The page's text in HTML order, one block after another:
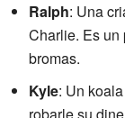
Ralph: Una
Charlie. Es un
bromas.
Kyle: Un